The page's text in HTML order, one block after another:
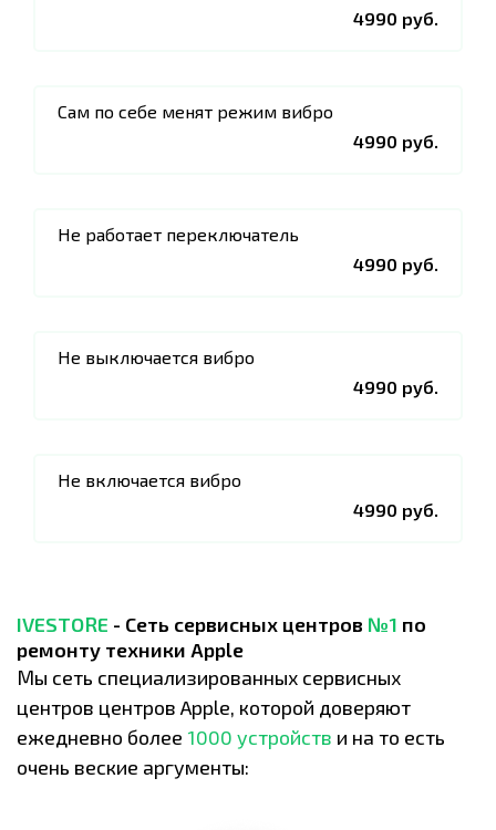
4990 руб.
Сам по себе менят режим вибро
4990 руб.
Не работает переключатель
4990 руб.
Не выключается вибро
4990 руб.
Не включается вибро
4990 руб.
IVESTORE - Сеть сервисных центров №1 по
ремонту техники Apple
Мы сеть специализированных сервисных
центров центров Apple, которой доверяют
ежедневно более 1000 устройств и на то есть
очень веские аргументы: